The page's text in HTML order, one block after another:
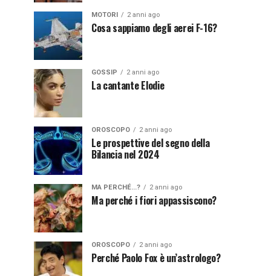
MOTORI 2 anni ago
Cosa sappiamo degli aerei F-16?
GOSSIP 2 anni ago
La cantante Elodie
OROSCOPO 2 anni ago
Le prospettive del segno della
Bilancia nel 2024
MA PERCHÉ...? 2 anni ago
Ma perché i fiori appassiscono?
OROSCOPO 2 anni ago
Perché Paolo Fox è un’astrologo?